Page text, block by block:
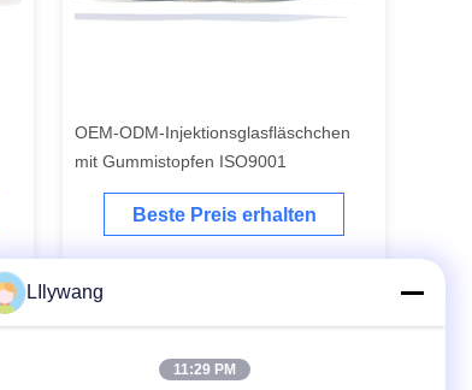
OEM-ODM-Injektionsglasfläschchen
mit Gummistopfen ISO9001
Beste Preis erhalten
LIlywang
11:29 PM